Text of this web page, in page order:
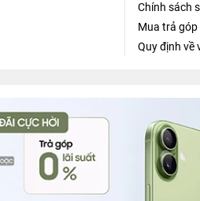
Chính sách
Mua trả góp
Quy định về